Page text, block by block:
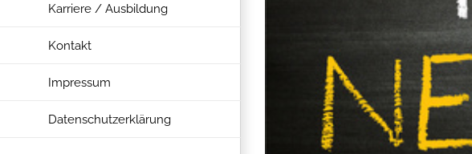
Karriere / Ausbildung
Kontakt
Impressum
Datenschutzerklärung